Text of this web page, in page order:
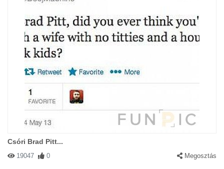
Csóri Brad Pitt...
19047 0 Megosztás